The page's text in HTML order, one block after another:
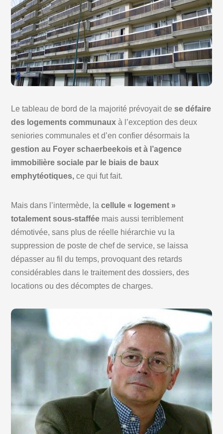
Le tableau de bord de la majorité prévoyait dese défaire
des logements communaux à l’exception des deux
seniories communales et d’en confier désormais la
gestion au Foyer schaerbeekois et à l’agence
immobilière sociale par le biais de baux
emphytéotiques, ce qui fut fait.
Mais dans l’intermède, lacellule « logement »
totalement sous-staffée mais aussi terriblement
démotivée, sans plus de réelle hiérarchie vu la
suppression de poste de chef de service, se laissa
dépasser au fil du temps, provoquant des retards
considérables dans le traitement des dossiers, des
locations ou des décomptes de charges.